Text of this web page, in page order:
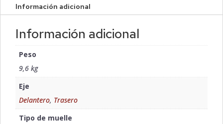
Información adicional
Información adicional
Peso
9,6 kg
Eje
Delantero, Trasero
Tipo de muelle